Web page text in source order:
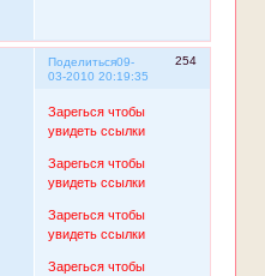
Поделиться 254
09-
03-2010 20:19:35
Зарегься чтобы
увидеть ссылки
Зарегься чтобы
увидеть ссылки
Зарегься чтобы
увидеть ссылки
Зарегься чтобы